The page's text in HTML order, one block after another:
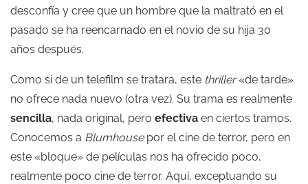
desconfía y cree que un hombre que la maltrató en el
pasado se ha reencarnado en el novio de su hija 30
años después.
Como si de un telefilm se tratara, este thriller«de tarde»
no ofrece nada nuevo (otra vez). Su trama es realmente
sencilla, nada original, pero efectiva en ciertos tramos.
Conocemos a Blumhousepor el cine de terror, pero en
este «bloque» de películas nos ha ofrecido poco,
realmente poco cine de terror. Aquí, exceptuando su